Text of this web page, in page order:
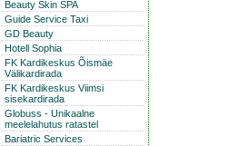
Beauty Skin SPA
Guide Service Taxi
GD Beauty
Hotell Sophia
FK Kardikeskus Õismäe
Välikardirada
FK Kardikeskus Viimsi
sisekardirada
Globuss - Unikaalne
meelelahutus ratastel
Bariatric Services